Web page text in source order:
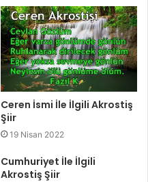
Ceren İsmi İle İlgili Akrostiş
Şiir
19 Nisan 2022
Cumhuriyet İle İlgili
Akrostiş Şiir